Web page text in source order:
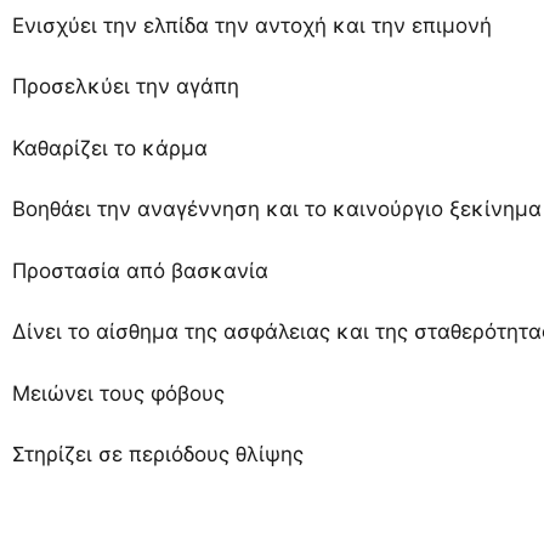
Ενισχύει την ελπίδα την αντοχή και την επιμονή
Προσελκύει την αγάπη
Καθαρίζει το κάρμα
Βοηθάει την αναγέννηση και το καινούργιο ξεκίνημα
Προστασία από βασκανία
Δίνει το αίσθημα της ασφάλειας και της
Μειώνει τους φόβους
Στηρίζει σε περιόδους θλίψης